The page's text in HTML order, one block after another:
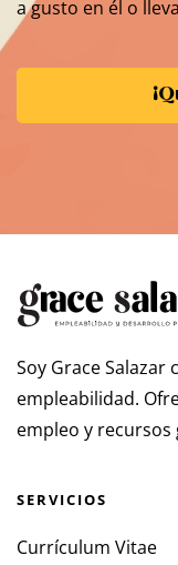
a gusto en él o
Soy Grace
empleabilidad.
empleo y
SERVICIOS
Currículum Vitae